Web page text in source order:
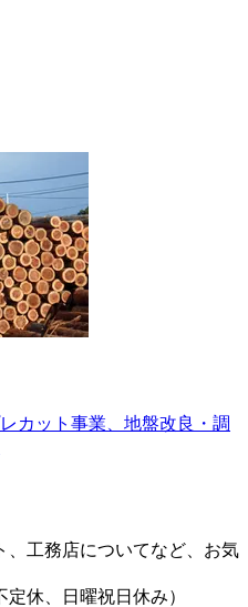
カット事業、地盤改良・調
、工務店についてなど、お気
休、日曜祝日休み）